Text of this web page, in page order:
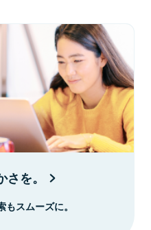
を。
スムーズに。